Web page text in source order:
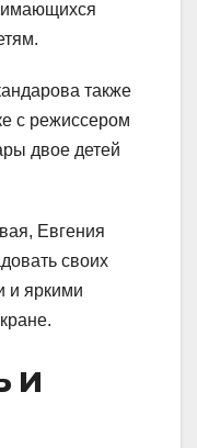
также
с режиссером
двое детей
Евгения
своих
и яркими
и